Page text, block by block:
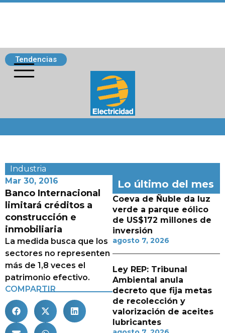
Tendencias
Industria
Mar 30, 2016
Banco Internacional
limitará créditos a
construcción e
inmobiliaria
La medida busca que los
sectores no representen
más de 1,8 veces el
patrimonio efectivo.
COMPARTIR
Lo último del mes
Coeva de Ñuble da luz
verde a parque eólico
de US$172 millones de
inversión
agosto 7, 2026
Ley REP: Tribunal
Ambiental anula
decreto que fija metas
de recolección y
valorización de aceites
lubricantes